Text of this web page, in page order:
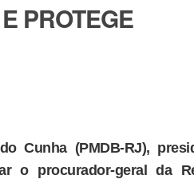
PROTEGE
Cunha (PMDB-RJ),
o procurador-geral da